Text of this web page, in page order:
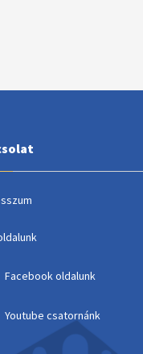
Facebook oldalunk
Youtube csatornánk